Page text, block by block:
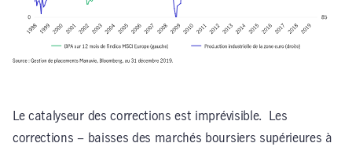
Le catalyseur des corrections est imprévisible. Les
corrections – baisses des marchés boursiers supérieures à